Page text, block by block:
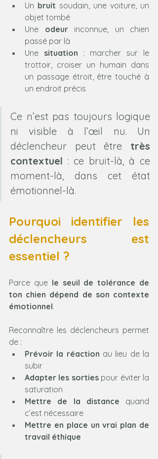
Un bruit soudain, une voiture, un
objet tombé
Une odeur inconnue, un chien
passé par là
Une situation : marcher sur le
trottoir, croiser un humain dans
un passage étroit, être touché à
un endroit précis
Ce n’est pas toujours logique
ni visible à l’œil nu. Un
déclencheur peut être très
contextuel : ce bruit-là, à ce
moment-là, dans cet état
émotionnel-là.
Pourquoi identifier les
déclencheurs est
essentiel ?
Parce que le seuil de tolérance de
ton chien dépend de son contexte
émotionnel.
Reconnaître les déclencheurs permet
de :
Prévoir la réaction au lieu de la
subir
Adapter les sorties pour éviter la
saturation
Mettre de la distance quand
c’est nécessaire
Mettre en place un vrai plan de
travail éthique